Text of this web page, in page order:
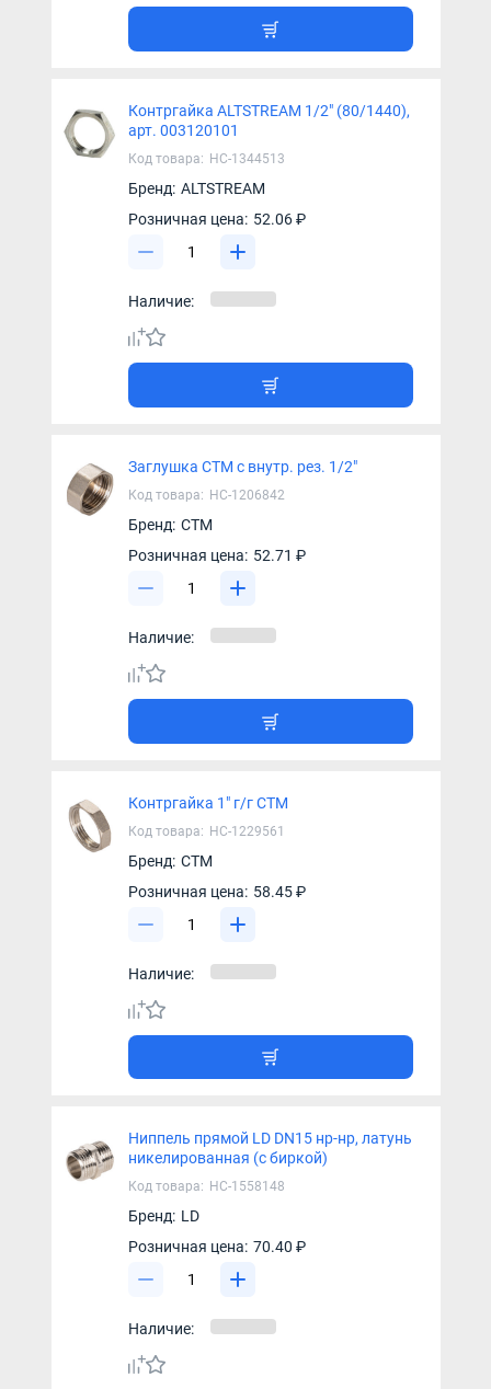
Контргайка ALTSTREAM 1/2" (80/1440),
арт. 003120101
Код товара: НС-1344513
Бренд: ALTSTREAM
Розничная цена: 52.06 ₽
Наличие:
Заглушка СТМ с внутр. рез. 1/2"
Код товара: НС-1206842
Бренд: СТМ
Розничная цена: 52.71 ₽
Наличие:
Контргайка 1" г/г CTM
Код товара: НС-1229561
Бренд: СТМ
Розничная цена: 58.45 ₽
Наличие:
Ниппель прямой LD DN15 нр-нр, латунь
никелированная (с биркой)
Код товара: НС-1558148
Бренд: LD
Розничная цена: 70.40 ₽
Наличие: